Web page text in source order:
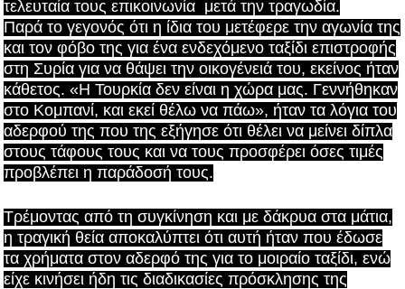
τελευταία τους επικοινωνία μετά την τραγωδία.
Παρά το γεγονός ότι η ίδια του μετέφερε την αγωνία της
και τον φόβο της για ένα ενδεχόμενο ταξίδι επιστροφής
στη Συρία για να θάψει την οικογένειά του, εκείνος ήταν
κάθετος. «Η Τουρκία δεν είναι η χώρα μας. Γεννήθηκαν
στο Κομπανί, και εκεί θέλω να πάω», ήταν τα λόγια του
αδερφού της που της εξήγησε ότι θέλει να μείνει δίπλα
στους τάφους τους και να τους προσφέρει όσες τιμές
προβλέπει η παράδοσή τους.
Τρέμοντας από τη συγκίνηση και με δάκρυα στα μάτια,
η τραγική θεία αποκαλύπτει ότι αυτή ήταν που έδωσε
τα χρήματα στον αδερφό της για το μοιραίο ταξίδι, ενώ
είχε κινήσει ήδη τις διαδικασίες πρόσκλησης της